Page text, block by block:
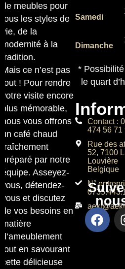
de meubles pour
tous les styles de
vie, de la
modernité à la
tradition.
Mais ce n’est pas
tout ! Pour rendre
votre visite encore
plus mémorable,
nous vous offrons
un café chaud
fraîchement
préparé par notre
équipe. Asseyez-
vous, détendez-
vous et discutez
de vos besoins en
matière
d’ameublement
tout en savourant
cette délicieuse
Samedi
Dimanche
*
le quart
Contact :
474 56 71
Rue des
52, 7100
Louvière
Belgique
N°